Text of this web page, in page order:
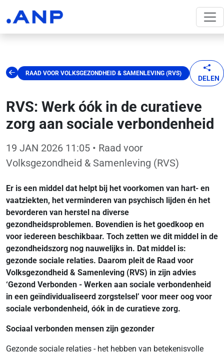
RAAD VOOR VOLKSGEZONDHEID & SAMENLEVING (RVS)
DELEN
RVS: Werk óók in de curatieve
zorg aan sociale verbondenheid
19 JAN 2026 11:05 • Raad voor
Volksgezondheid & Samenleving (RVS)
Er is een middel dat helpt bij het voorkomen van hart- en
vaatziekten, het verminderen van psychisch lijden én het
bevorderen van herstel na diverse
gezondheidsproblemen. Bovendien is het goedkoop en
voor iedereen beschikbaar. Toch zetten we dit middel in de
gezondheidszorg nog nauwelijks in. Dat middel is:
gezonde sociale relaties. Daarom pleit de Raad voor
Volksgezondheid & Samenleving (RVS) in zijn advies
‘Gezond Verbonden - Werken aan sociale verbondenheid
in een geïndividualiseerd zorgstelsel’ voor meer oog voor
sociale verbondenheid, óók in de curatieve zorg.
Sociaal verbonden mensen zijn gezonder
Gezonde sociale relaties - het hebben van betekenisvolle